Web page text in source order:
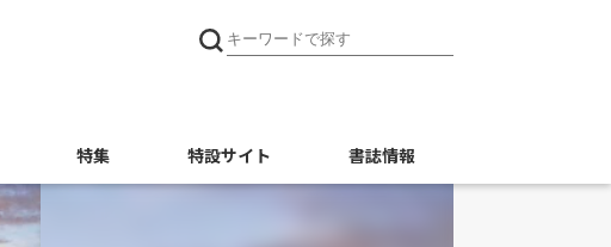
特集 特設サイト 書誌情報